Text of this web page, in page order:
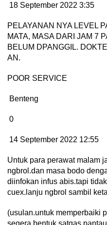
18 September 2022 3:35
PELAYANAN NYA LEVEL
MATA, MASA DARI JAM 7
BELUM DPANGGIL.
AN.
POOR SERVICE
Benteng
0
14 September 2022 12:55
Untuk para perawat malam
ngbrol.dan masa bodo
diinfokan infus abis.tapi
cuex.lanju ngbrol sambil
(usulan.untuk memperbaiki